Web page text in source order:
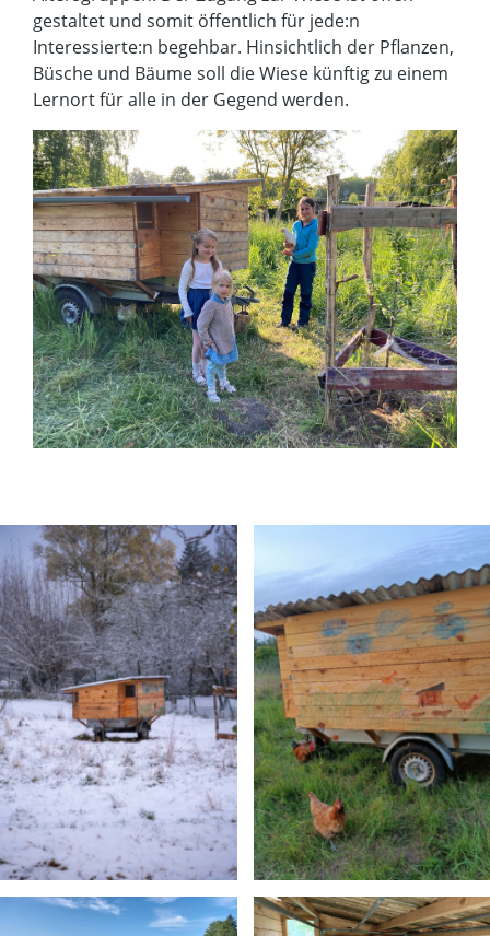
gestaltet und somit öffentlich für jede:n
Interessierte:n begehbar. Hinsichtlich der Pflanzen,
Büsche und Bäume soll die Wiese künftig zu einem
Lernort für alle in der Gegend werden.